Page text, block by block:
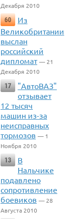
Декабря 2010
60
Из
Великобритании
выслан
российский
дипломат — 21
Декабря 2010
17
"АвтоВАЗ"
отзывает
12 тысяч
машин из-за
неисправных
тормозов — 1
Ноября 2010
13
В
Нальчике
подавлено
сопротивление
боевиков — 28
Августа 2010